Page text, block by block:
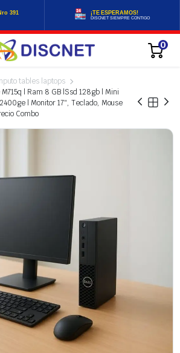
391 ¡TE ESPERAMOS!
DISCNET SIEMPRE CONTIGO
0
tables laptops
| Ram 8 GB |Ssd 128gb | Mini
| Monitor 17″, Teclado, Mouse
Combo